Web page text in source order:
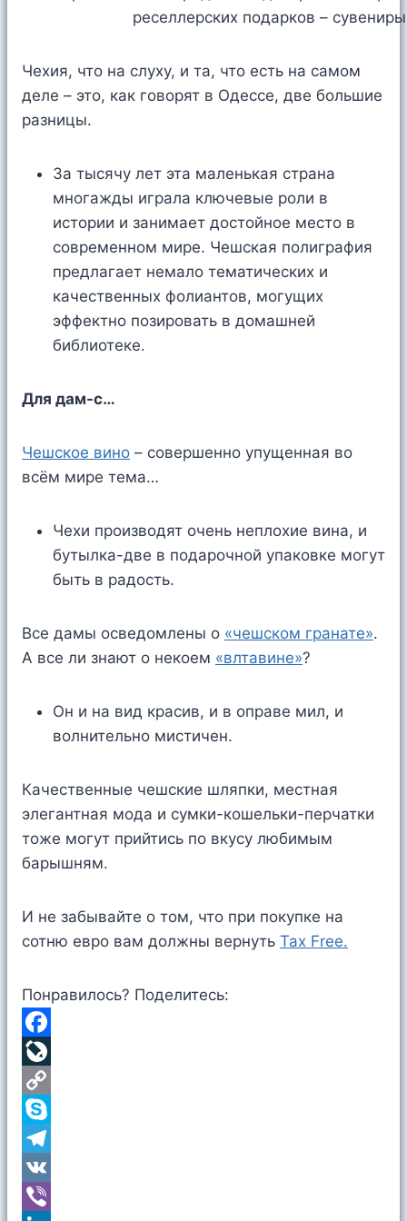
Чехия, что на слуху, и та, что есть на самом
деле – это, как говорят в Одессе, две большие
разницы.
За тысячу лет эта маленькая страна
многажды играла ключевые роли в
истории и занимает достойное место в
современном мире. Чешская полиграфия
предлагает немало тематических и
качественных фолиантов, могущих
эффектно позировать в домашней
библиотеке.
Для дам-с…
Чешское вино – совершенно упущенная во
всём мире тема…
Чехи производят очень неплохие вина, и
бутылка-две в подарочной упаковке могут
быть в радость.
Все дамы осведомлены о «чешском гранате».
А все ли знают о некоем «влтавине»?
Он и на вид красив, и в оправе мил, и
волнительно мистичен.
Качественные чешские шляпки, местная
элегантная мода и сумки-кошельки-перчатки
тоже могут прийтись по вкусу любимым
барышням.
И не забывайте о том, что при покупке на
сотню евро вам должны вернуть Tax Free.
Понравилось? Поделитесь:
F
a
c
e
b
o
L
v
e
J
C
o
p
y
S
k
y
T
e
V